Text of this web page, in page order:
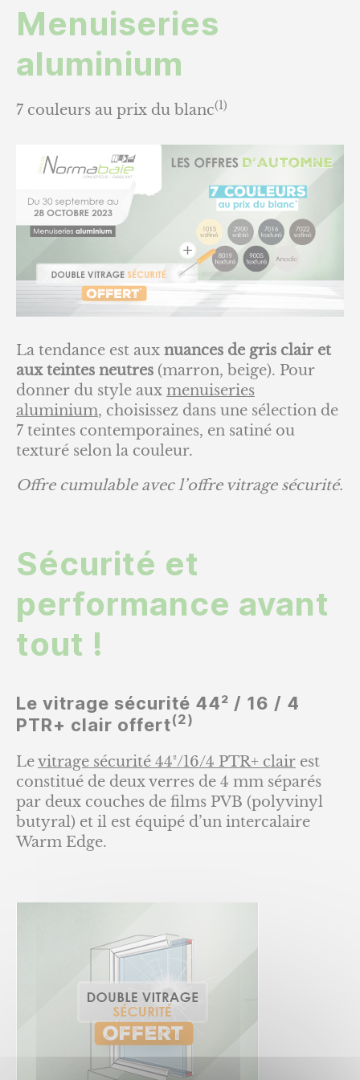
Menuiseries
aluminium
7 couleurs au prix du blanc(1)
La tendance est aux nuances de gris clair et
aux teintes neutres (marron, beige). Pour
donner du style aux menuiseries
aluminium, choisissez dans une sélection de
7 teintes contemporaines, en satiné ou
texturé selon la couleur.
Offre cumulable avec l’offre vitrage sécurité.
Sécurité et
performance avant
tout !
Le vitrage sécurité 44² / 16 / 4
PTR+ clair offert(2)
Levitrage sécurité 44²/16/4 PTR+ clair est
constitué de deux verres de 4 mm séparés
par deux couches de films PVB (polyvinyl
butyral) et il est équipé d’un intercalaire
Warm Edge.